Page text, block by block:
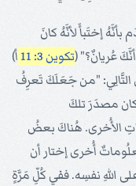
بأنَّهُ إختَبأَ لأنَّهُ كانَ
عُريانٌ؟" (تكوين 3: 11
أ)
التَّالِي: "من جَعَلَكَ تَعرِفُ
مصدَرَ تلكَ
الأُخرى. هُناكَ بعضُ
أُخرى إختار أن
اللهِ نفسِه. ففي كُلِّ مَرَّةٍ